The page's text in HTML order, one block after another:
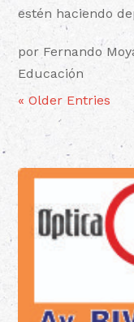
por Fernando
Educación
estén haciendo
« Older Entries